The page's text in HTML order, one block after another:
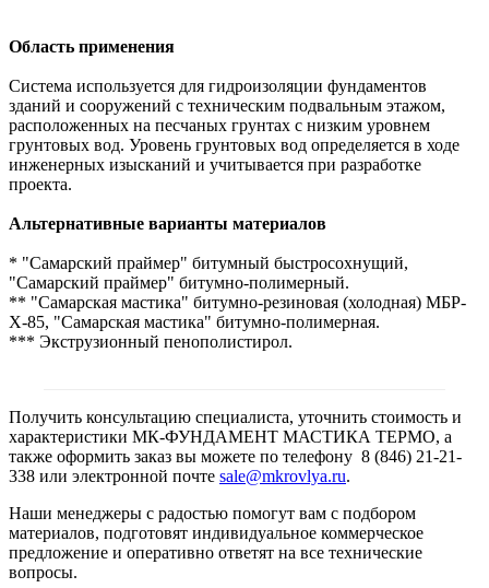
Область применения
Система используется для гидроизоляции фундаментов
зданий и сооружений с техническим подвальным этажом,
расположенных на песчаных грунтах с низким уровнем
грунтовых вод. Уровень грунтовых вод определяется в ходе
инженерных изысканий и учитывается при разработке
проекта.
Альтернативные варианты материалов
* "Самарский праймер" битумный быстросохнущий,
"Самарский праймер" битумно-полимерный.
** "Самарская мастика" битумно-резиновая (холодная) МБР-
Х-85, "Самарская мастика" битумно-полимерная.
*** Экструзионный пенополистирол.
Получить консультацию специалиста, уточнить стоимость и
характеристики МК-ФУНДАМЕНТ МАСТИКА ТЕРМО, а
также оформить заказ вы можете по телефону 8 (846) 21-21-
338 или электронной почте sale@mkrovlya.ru.
Наши менеджеры с радостью помогут вам с подбором
материалов, подготовят индивидуальное коммерческое
предложение и оперативно ответят на все технические
вопросы.